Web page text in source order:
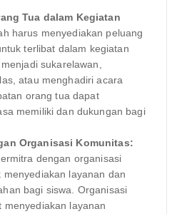
Tua dalam Kegiatan
harus menyediakan peluang
terlibat dalam kegiatan
sukarelawan,
atau menghadiri acara
orang tua dapat
memiliki dan dukungan bagi
Organisasi Komunitas:
dengan organisasi
menyediakan layanan dan
bagi siswa. Organisasi
menyediakan layanan